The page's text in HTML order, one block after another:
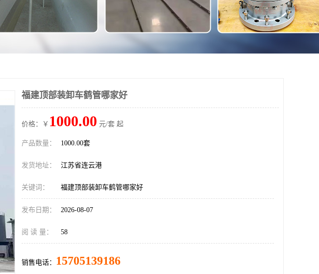
福建顶部装卸车鹤管哪家好
价格：￥ 1000.00 元/套 起
产品数量： 1000.00套
发货地址： 江苏省连云港
关键词： 福建顶部装卸车鹤管哪家好
发布日期： 2026-08-07
阅 读 量： 58
销售电话： 15705139186